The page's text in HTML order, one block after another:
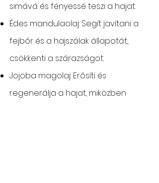
simává és fényessé teszi a hajat.
Édes mandulaolaj: Segít javítani a
fejbőr és a hajszálak állapotát,
csökkenti a szárazságot.
Jojoba magolaj: Erősíti és
regenerálja a hajat, miközben